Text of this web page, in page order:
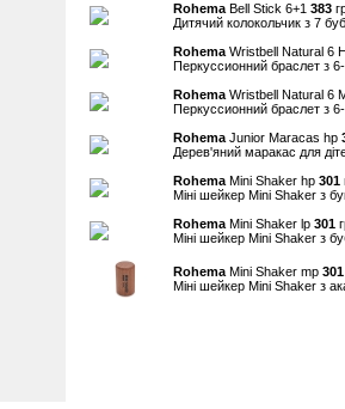
Rohema Bell Stick 6+1 383
Дитячий колокольчик з 7
Rohema Wristbell Natural 6
Перкуссионний браслет з
Rohema Wristbell Natural 6
Перкуссионний браслет з
Rohema Junior Maracas hp
Дерев'яний маракас для
Rohema Mini Shaker hp 301
Міні шейкер Mini Shaker з
Rohema Mini Shaker lp 301
Міні шейкер Mini Shaker з
Rohema Mini Shaker mp 301
Міні шейкер Mini Shaker з